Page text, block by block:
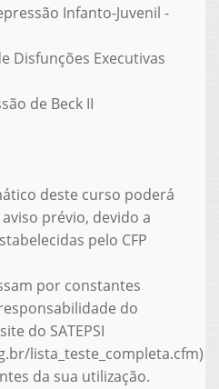
Infanto-Juvenil -
Disfunções Executivas
de Beck II
deste curso poderá
prévio, devido a
pelo CFP
por constantes
do
do SATEPSI
lista_teste_completa.cfm)
da sua utilização.